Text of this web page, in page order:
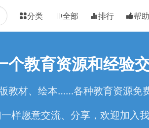
分类 全部 排行 帮助
个教育资源和经验
教材、绘本……各种教育资源免
样愿意交流、分享，欢迎加入我